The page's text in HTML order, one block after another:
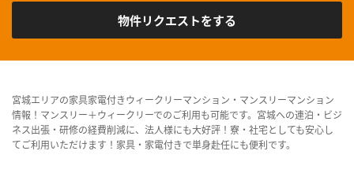
物件リクエストをする
宮城エリアの家具家電付きウィークリーマンション・マンスリーマンション
情報！マンスリー＋ウィークリーでのご利用も可能です。宮城への連泊・ビジ
ネス出張・研修の経費削減に、法人様にも大好評！寮・社宅としても安心し
てご利用いただけます！家具・家電付きで単身赴任にも便利です。